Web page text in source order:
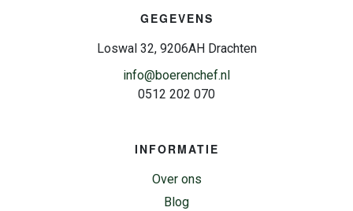
GEGEVENS
Loswal 32, 9206AH Drachten
info@boerenchef.nl
0512 202 070
INFORMATIE
Over ons
Blog